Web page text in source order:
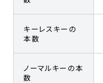
キーレスキーの
本数
ノーマルキーの本
数